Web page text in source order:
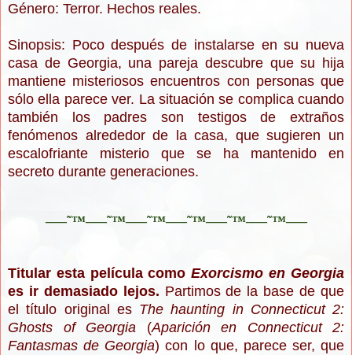
Género: Terror. Hechos reales.
Sinopsis: Poco después de instalarse en su nueva
casa de Georgia, una pareja descubre que su hija
mantiene misteriosos encuentros con personas que
sólo ella parece ver. La situación se complica cuando
también los padres son testigos de extraños
fenómenos alrededor de la casa, que sugieren un
escalofriante misterio que se ha mantenido en
secreto durante generaciones.
–—˜™–—˜™–—˜™–—˜™–—˜™–—˜™–—
Titular esta película comoExorcismo en Georgia
es ir demasiado lejos. Partimos de la base de que
el título original es The haunting in Connecticut 2:
Ghosts of Georgia (Aparición en Connecticut 2:
Fantasmas de Georgia) con lo que, parece ser, que